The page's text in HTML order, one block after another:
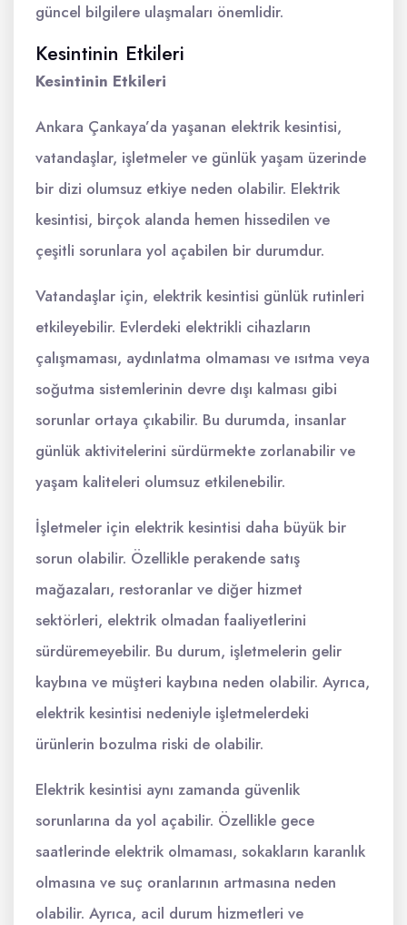
güncel bilgilere ulaşmaları önemlidir.
Kesintinin Etkileri
Kesintinin Etkileri
Ankara Çankaya’da yaşanan elektrik kesintisi,
vatandaşlar, işletmeler ve günlük yaşam üzerinde
bir dizi olumsuz etkiye neden olabilir. Elektrik
kesintisi, birçok alanda hemen hissedilen ve
çeşitli sorunlara yol açabilen bir durumdur.
Vatandaşlar için, elektrik kesintisi günlük rutinleri
etkileyebilir. Evlerdeki elektrikli cihazların
çalışmaması, aydınlatma olmaması ve ısıtma veya
soğutma sistemlerinin devre dışı kalması gibi
sorunlar ortaya çıkabilir. Bu durumda, insanlar
günlük aktivitelerini sürdürmekte zorlanabilir ve
yaşam kaliteleri olumsuz etkilenebilir.
İşletmeler için elektrik kesintisi daha büyük bir
sorun olabilir. Özellikle perakende satış
mağazaları, restoranlar ve diğer hizmet
sektörleri, elektrik olmadan faaliyetlerini
sürdüremeyebilir. Bu durum, işletmelerin gelir
kaybına ve müşteri kaybına neden olabilir. Ayrıca,
elektrik kesintisi nedeniyle işletmelerdeki
ürünlerin bozulma riski de olabilir.
Elektrik kesintisi aynı zamanda güvenlik
sorunlarına da yol açabilir. Özellikle gece
saatlerinde elektrik olmaması, sokakların karanlık
olmasına ve suç oranlarının artmasına neden
olabilir. Ayrıca, acil durum hizmetleri ve